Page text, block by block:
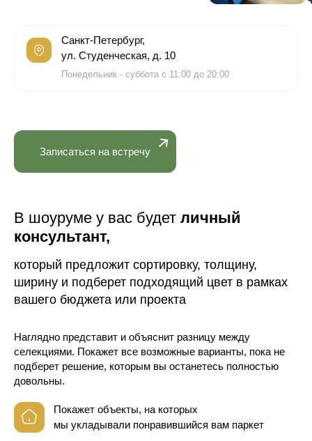
Санкт-Петербург,
ул. Студенческая, д. 10
Понедельник - суббота с 11:00 до 20:00
Записаться на встречу
В шоуруме у вас будет личный
консультант,
который предложит сортировку, толщину,
ширину и подберет подходящий цвет в рамках
вашего бюджета или проекта
Наглядно представит и объяснит разницу между
селекциями. Покажет все возможные варианты, пока не
подберет решение, которым вы останетесь полностью
довольны.
Покажет объекты, на которых
мы укладывали понравившийся вам паркет